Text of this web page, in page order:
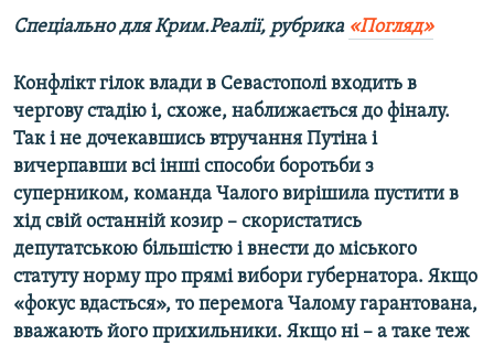
Усі сайти RFE/RL
Спеціально для Крим.Реалії, рубрика «Погляд»
Конфлікт гілок влади в Севастополі входить в
чергову стадію і, схоже, наближається до фіналу.
Так і не дочекавшись втручання Путіна і
вичерпавши всі інші способи боротьби з
суперником, команда Чалого вирішила пустити в
хід свій останній козир – скористатись
депутатською більшістю і внести до міського
статуту норму про прямі вибори губернатора. Якщо
«фокус вдасться», то перемога Чалому гарантована,
вважають його прихильники. Якщо ні – а таке теж